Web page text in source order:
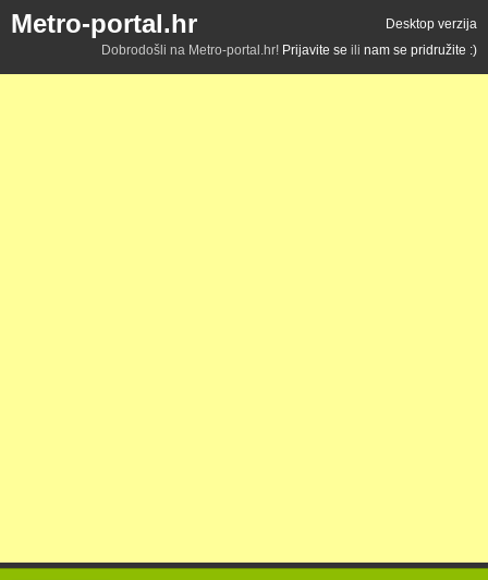
Metro-portal.hr
Desktop verzija
Dobrodošli na Metro-portal.hr! Prijavite se ili nam se pridružite :)